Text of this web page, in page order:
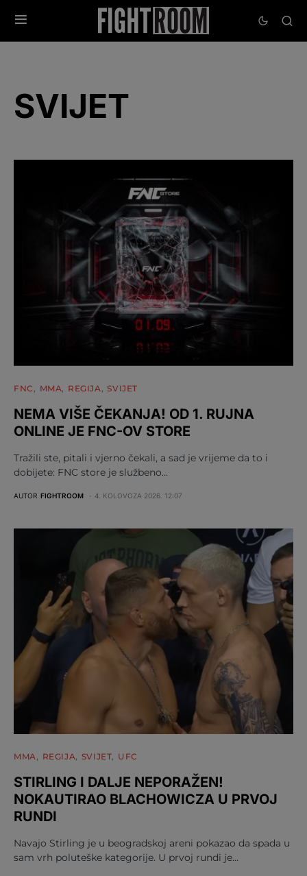
SVIJET
FNC MMA REGIJA SVIJET
NEMA VIŠE ČEKANJA! OD 1. RUJNA
ONLINE JE FNC-OV STORE
Tražili ste, pitali i vjerno čekali, a sad je vrijeme da to i
dobijete: FNC store je službeno…
AUTOR FIGHTROOM 4. KOLOVOZA 2026. 12:07
MMA REGIJA SVIJET UFC
STIRLING I DALJE NEPORAŽEN!
NOKAUTIRAO BLACHOWICZA U PRVOJ
RUNDI
Navajo Stirling je u beogradskoj areni pokazao da spada u
sam vrh poluteške kategorije. U prvoj rundi je…